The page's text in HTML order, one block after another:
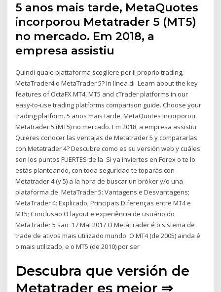
5 anos mais tarde, MetaQuotes
incorporou Metatrader 5 (MT5)
no mercado. Em 2018, a
empresa assistiu
Quindi quale piattaforma scegliere per il proprio trading,
MetaTrader4 o MetaTrader 5? In linea di Learn about the key
features of OctaFX MT4, MT5 and cTrader platforms in our
easy-to-use trading platforms comparison guide. Choose your
trading platform. 5 anos mais tarde, MetaQuotes incorporou
Metatrader 5 (MT5) no mercado. Em 2018, a empresa assistiu
Quieres conocer las ventajas de Metatrader 5 y compararlas
con Metatrader 4? Descubre como es su versión web y cuáles
son los puntos FUERTES de la Si ya inviertes en Forex o te lo
estás planteando, con toda seguridad te toparás con
Metatrader 4 (y 5) a la hora de buscar un bróker y/o una
plataforma de MetaTrader 5: Vantagens e Desvantagens;
MetaTrader 4: Explicado; Principais Diferenças entre MT4 e
MT5; Conclusão O layout e experiência de usuário do
MetaTrader 5 são 17 Mai 2017 O MetaTrader é o sistema de
trade de ativos mais utilizado mundo. O MT4 (de 2005) ainda é
o mais utilizado, e o MT5 (de 2010) por ser
Descubra que versión de
Metatrader es mejor ⇒